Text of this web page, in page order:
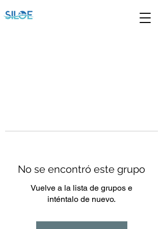
No se encontró este grupo
Vuelve a la lista de grupos e
inténtalo de nuevo.